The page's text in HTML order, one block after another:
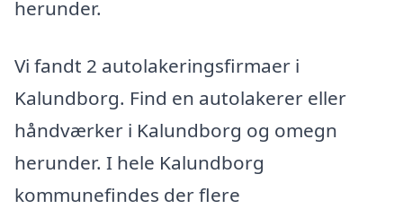
herunder.
Vi fandt 2 autolakeringsfirmaer i
Kalundborg. Find en autolakerer eller
håndværker i Kalundborg og omegn
herunder. I hele Kalundborg
kommunefindes der flere